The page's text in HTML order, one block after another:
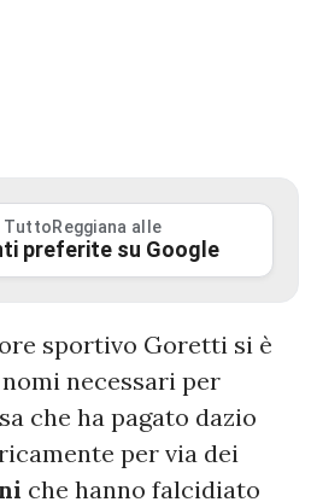
TuttoReggiana alle
preferite su Google
sportivo Goretti si è
necessari per
che ha pagato dazio
per via dei
che hanno falcidiato